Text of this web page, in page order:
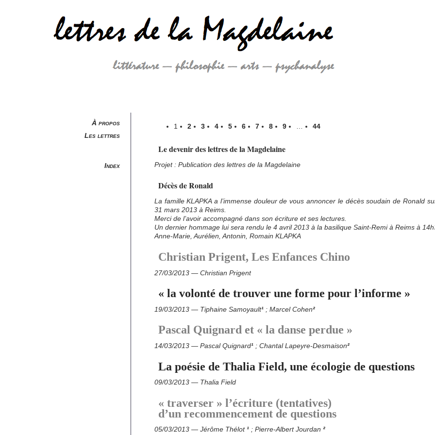
À propos
Les lettres
Index
1 2 3 4 5 6 7 8 9 44
Le devenir des lettres de la Magdelaine
Projet : Publication des lettres de la Magdelaine
Décès de Ronald
La famille KLAPKA a l’immense douleur de vous annoncer le décès soudain de Ronald
31 mars 2013 à Reims.
Merci de l’avoir accompagné dans son écriture et ses lectures.
Un dernier hommage lui sera rendu le 4 avril 2013 à la basilique Saint-Remi à Reims à
Anne-Marie, Aurélien, Antonin, Romain KLAPKA
Christian Prigent, Les Enfances Chino
27/03/2013 — Christian Prigent
« la volonté de trouver une forme pour l’informe »
19/03/2013 — Tiphaine Samoyault¹; Marcel Cohen²
Pascal Quignard et « la danse perdue »
14/03/2013 — Pascal Quignard¹; Chantal Lapeyre-Desmaison²
La poésie de Thalia Field, une écologie de questions
09/03/2013 — Thalia Field
« traverser » l’écriture (tentatives)
d’un recommencement de questions
05/03/2013 — Jérôme Thélot ¹; Pierre-Albert Jourdan ²